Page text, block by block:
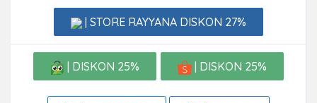
| STORE RAYYANA DISKON 27%
| DISKON 25% | DISKON 25%